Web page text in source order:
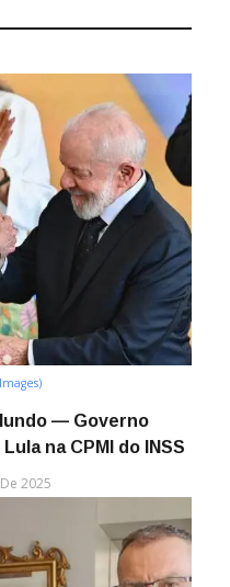
— Governo
na CPMI do INSS
2025